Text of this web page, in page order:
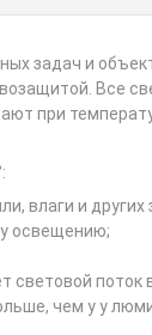
задач и
Все
при
влаги и других
освещению;
поток
чем у у